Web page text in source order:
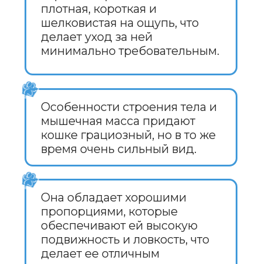
ГОЛУБОЙ —
серовато-голубой оттенок
кошке элегантный
и стильный вид.
СТАНДАРТЫ
ВЫСТАВОК
ДЛЯ АМЕРИКАН-
СКОЙ КОРОТКО-
ШЕРСТНОЙ КОШКИ
Для участия в выставках
кошки породы Американская
короткошерстная должны
соответствовать следующим
стандартам: